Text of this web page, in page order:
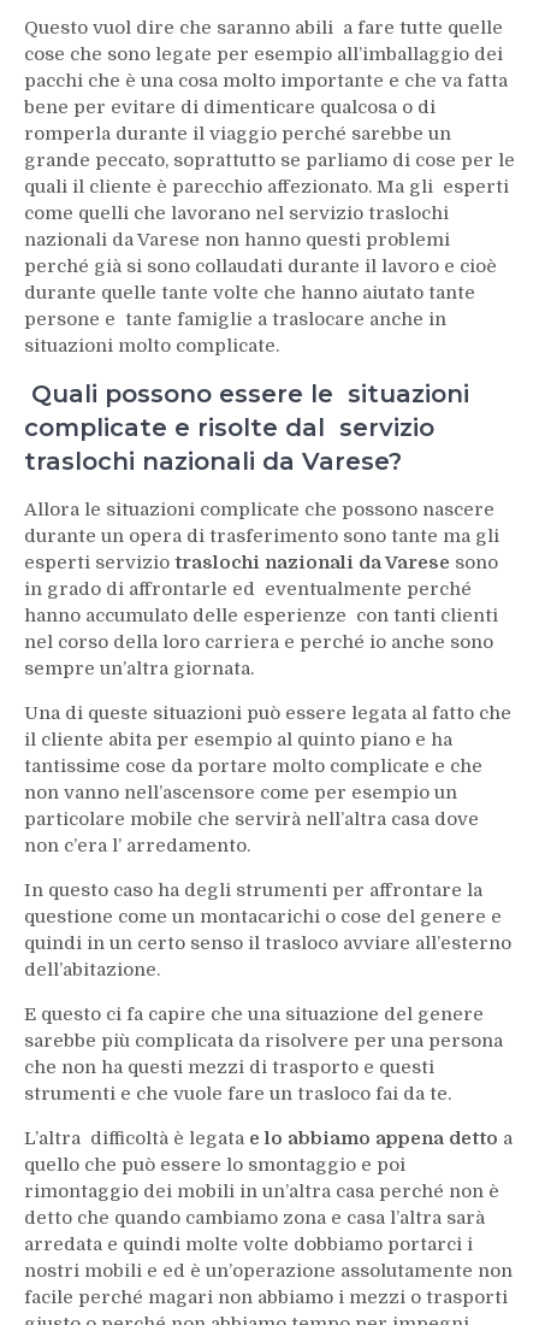
Questo vuol dire che saranno abili a fare tutte quelle
cose che sono legate per esempio all’imballaggio dei
pacchi che è una cosa molto importante e che va fatta
bene per evitare di dimenticare qualcosa o di
romperla durante il viaggio perché sarebbe un
grande peccato, soprattutto se parliamo di cose per le
quali il cliente è parecchio affezionato. Ma gli esperti
come quelli che lavorano nel servizio traslochi
nazionali da Varese non hanno questi problemi
perché già si sono collaudati durante il lavoro e cioè
durante quelle tante volte che hanno aiutato tante
persone e tante famiglie a traslocare anche in
situazioni molto complicate.
Quali possono essere le situazioni
complicate e risolte dal servizio
traslochi nazionali da Varese?
Allora le situazioni complicate che possono nascere
durante un opera di trasferimento sono tante ma gli
esperti servizio traslochi nazionali da Varese sono
in grado di affrontarle ed eventualmente perché
hanno accumulato delle esperienze con tanti clienti
nel corso della loro carriera e perché io anche sono
sempre un’altra giornata.
Una di queste situazioni può essere legata al fatto che
il cliente abita per esempio al quinto piano e ha
tantissime cose da portare molto complicate e che
non vanno nell’ascensore come per esempio un
particolare mobile che servirà nell’altra casa dove
non c’era l’ arredamento.
In questo caso ha degli strumenti per affrontare la
questione come un montacarichi o cose del genere e
quindi in un certo senso il trasloco avviare all’esterno
dell’abitazione.
E questo ci fa capire che una situazione del genere
sarebbe più complicata da risolvere per una persona
che non ha questi mezzi di trasporto e questi
strumenti e che vuole fare un trasloco fai da te.
L’altra difficoltà è legata e lo abbiamo appena detto a
quello che può essere lo smontaggio e poi
rimontaggio dei mobili in un’altra casa perché non è
detto che quando cambiamo zona e casa l’altra sarà
arredata e quindi molte volte dobbiamo portarci i
nostri mobili e ed è un’operazione assolutamente non
facile perché magari non abbiamo i mezzi o trasporti